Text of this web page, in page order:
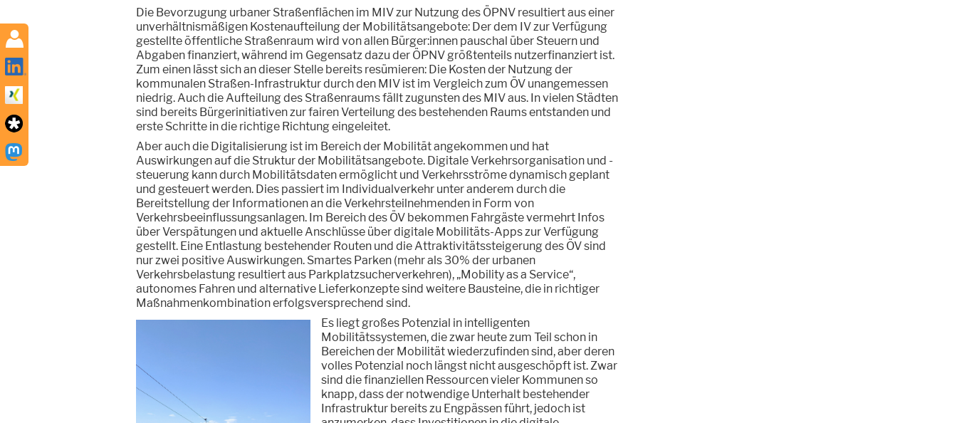
Die Bevorzugung urbaner Straßenflächen im MIV zur Nutzung des ÖPNV resultiert aus einer
unverhältnismäßigen Kostenaufteilung der Mobilitätsangebote: Der dem IV zur Verfügung
gestellte öffentliche Straßenraum wird von allen Bürger:innen pauschal über Steuern und
Abgaben finanziert, während im Gegensatz dazu der ÖPNV größtenteils nutzerfinanziert ist.
Zum einen lässt sich an dieser Stelle bereits resümieren: Die Kosten der Nutzung der
kommunalen Straßen-Infrastruktur durch den MIV ist im Vergleich zum ÖV unangemessen
niedrig. Auch die Aufteilung des Straßenraums fällt zugunsten des MIV aus. In vielen Städten
sind bereits Bürgerinitiativen zur fairen Verteilung des bestehenden Raums entstanden und
erste Schritte in die richtige Richtung eingeleitet.
Aber auch die Digitalisierung ist im Bereich der Mobilität angekommen und hat
Auswirkungen auf die Struktur der Mobilitätsangebote. Digitale Verkehrsorganisation und -
steuerung kann durch Mobilitätsdaten ermöglicht und Verkehrsströme dynamisch geplant
und gesteuert werden. Dies passiert im Individualverkehr unter anderem durch die
Bereitstellung der Informationen an die Verkehrsteilnehmenden in Form von
Verkehrsbeeinflussungsanlagen. Im Bereich des ÖV bekommen Fahrgäste vermehrt Infos
über Verspätungen und aktuelle Anschlüsse über digitale Mobilitäts-Apps zur Verfügung
gestellt. Eine Entlastung bestehender Routen und die Attraktivitätssteigerung des ÖV sind
nur zwei positive Auswirkungen. Smartes Parken (mehr als 30% der urbanen
Verkehrsbelastung resultiert aus Parkplatzsucherverkehren), „Mobility as a Service“,
autonomes Fahren und alternative Lieferkonzepte sind weitere Bausteine, die in richtiger
Maßnahmenkombination erfolgsversprechend sind.
Es liegt großes Potenzial in intelligenten
Mobilitätssystemen, die zwar heute zum Teil schon in
Bereichen der Mobilität wiederzufinden sind, aber deren
volles Potenzial noch längst nicht ausgeschöpft ist. Zwar
sind die finanziellen Ressourcen vieler Kommunen so
knapp, dass der notwendige Unterhalt bestehender
Infrastruktur bereits zu Engpässen führt, jedoch ist